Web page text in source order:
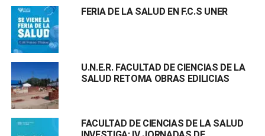
FERIA DE LA SALUD EN F.C.S UNER
U.N.E.R. FACULTAD DE CIENCIAS DE LA
SALUD RETOMA OBRAS EDILICIAS
FACULTAD DE CIENCIAS DE LA SALUD